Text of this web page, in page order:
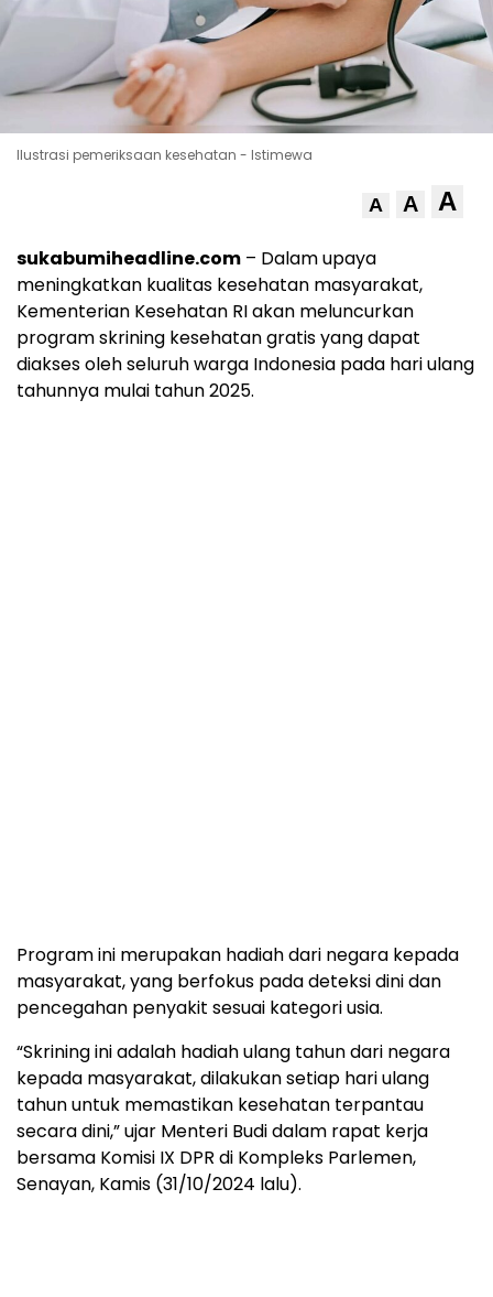
Ilustrasi pemeriksaan kesehatan - Istimewa
A A A
sukabumiheadline.com – Dalam upaya
meningkatkan kualitas kesehatan masyarakat,
Kementerian Kesehatan RI akan meluncurkan
program skrining kesehatan gratis yang dapat
diakses oleh seluruh warga Indonesia pada hari ulang
tahunnya mulai tahun 2025.
Program ini merupakan hadiah dari negara kepada
masyarakat, yang berfokus pada deteksi dini dan
pencegahan penyakit sesuai kategori usia.
“Skrining ini adalah hadiah ulang tahun dari negara
kepada masyarakat, dilakukan setiap hari ulang
tahun untuk memastikan kesehatan terpantau
secara dini,” ujar Menteri Budi dalam rapat kerja
bersama Komisi IX DPR di Kompleks Parlemen,
Senayan, Kamis (31/10/2024 lalu).